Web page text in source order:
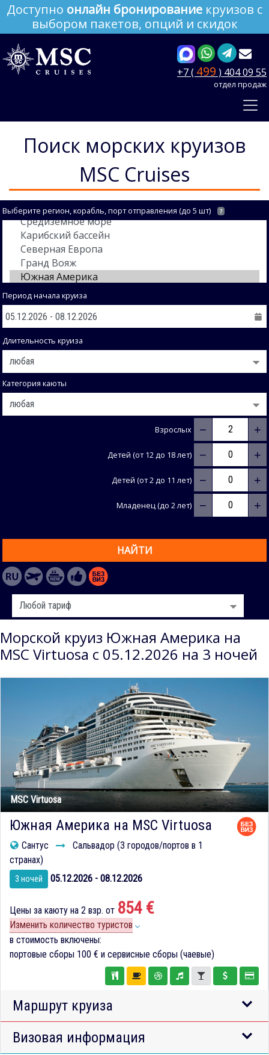
Доступно онлайн бронирование круизов с
выбором пакетов, опций и скидок
+7 ( 499 ) 404 09 55
отдел продаж
Поиск морских круизов
MSC Cruises
Выберите регион, корабль, порт отправления (до 5 шт) ?
Период начала круиза
Длительность круиза
Категория каюты
Взрослых − +
Детей (от 12 до 18 лет) − +
Детей (от 2 до 11 лет) − +
Младенец (до 2 лет) − +
НАЙТИ
Морской круиз Южная Америка на
MSC Virtuosa с 05.12.2026 на 3 ночей
MSC Virtuosa
Южная Америка на MSC Virtuosa
Сантус
Сальвадор (3 городов/портов в 1
странах)
3 ночей 05.12.2026 - 08.12.2026
Цены за каюту на 2 взр. от 854 €
Изменить количество туристов
в стоимость включены:
портовые сборы 100 € и сервисные сборы (чаевые)
Маршрут круиза
Визовая информация